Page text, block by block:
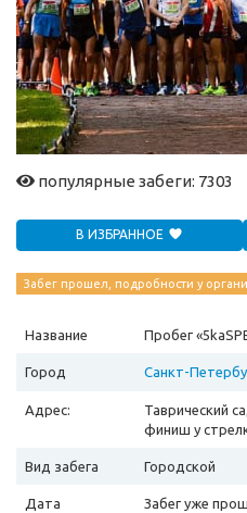
популярные забеги: 7303
В ИЗБРАННОЕ
Забег прошел, подробности у
Название Пробег
Город Санкт-
Адрес:
Таврический
финиш у
Вид забега Городской
Дата
Забег уже